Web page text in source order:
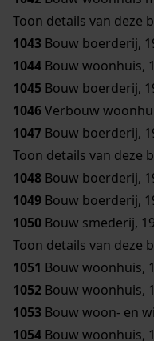
Toon details van deze
1043 Bouw boerderij,
1044 Bouw woonhuis,
1045 Bouw boerderij,
1046Verbouw
1047 Bouw boerderij,
Toon details van deze
1048 Bouw boerderij,
1049 Bouw boerderij,
1050 Bouw smederij,
Toon details van deze
1051 Bouw woonhuis,
1052 Bouw woonhuis,
1053 Bouw woon- en
1054 Bouw woonhuis,